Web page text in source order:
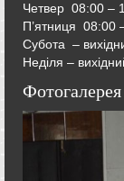
Четвер 08:00 –
П’ятниця 08:00
Субота –
Неділя –
Фотогалерея